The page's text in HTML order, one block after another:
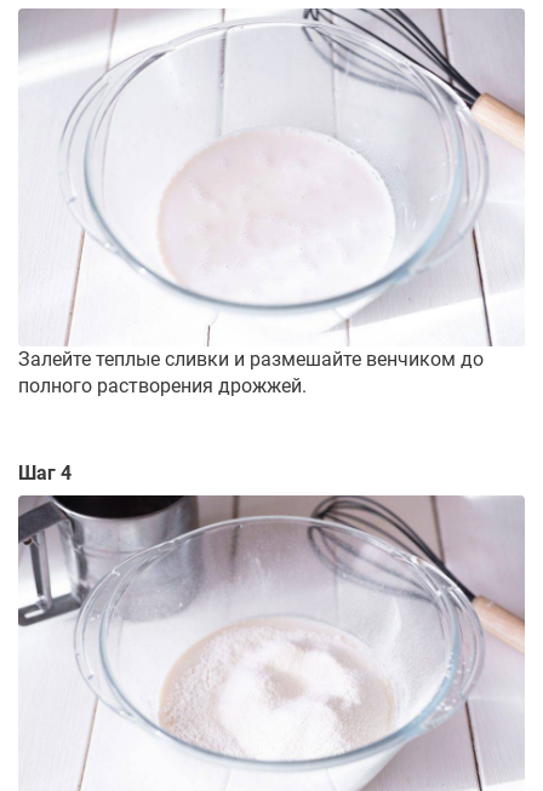
Залейте теплые сливки и размешайте венчиком до
полного растворения дрожжей.
Шаг 4